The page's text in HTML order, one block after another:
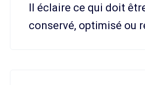
Il éclaire ce qui doit
conservé, optimisé ou